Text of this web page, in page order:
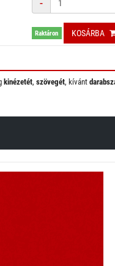
-
Raktáron KOSÁRBA
kinézetét, szövegét, kívánt